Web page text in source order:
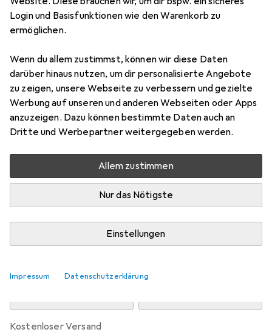
Login und Basisfunktionen wie den Warenkorb zu
ermöglichen.
Wenn du allem zustimmst, können wir diese Daten
darüber hinaus nutzen, um dir personalisierte Angebote
zu zeigen, unsere Webseite zu verbessern und gezielte
Werbung auf unseren und anderen Webseiten oder Apps
anzuzeigen. Dazu können bestimmte Daten auch an
Dritte und Werbepartner weitergegeben werden.
Allem zustimmen
Nur das Nötigste
Einstellungen
Impressum Datenschutzerklärung
Natura PuntoOutdoorkissen
Preis in EUR inkl. MwSt.
EUR
32,99
Bewertungen Marke
Mehr von Natura Punto
Zwischen Mo, 10.8. und Mi, 12.8. geliefert
10 Stück an Lager beim Drittanbieter
Lieferort angeben für genaue Lieferzeit
kostenloser Versand